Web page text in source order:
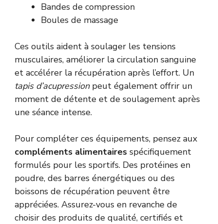
Bandes de compression
Boules de massage
Ces outils aident à soulager les tensions
musculaires, améliorer la circulation sanguine
et accélérer la récupération après l’effort. Un
tapis d’acupressionpeut également offrir un
moment de détente et de soulagement après
une séance intense.
Pour compléter ces équipements, pensez aux
compléments alimentaires spécifiquement
formulés pour les sportifs. Des protéines en
poudre, des barres énergétiques ou des
boissons de récupération peuvent être
appréciées. Assurez-vous en revanche de
choisir des produits de qualité, certifiés et